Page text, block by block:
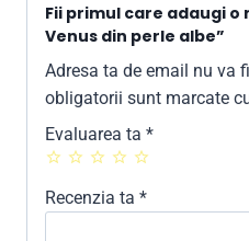
Fii primul care adaugi o
Venus din perle albe”
Adresa ta de email nu va
obligatorii sunt marcate
Evaluarea ta *
Recenzia ta *